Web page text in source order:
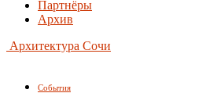
Партнёры
Архив
Архитектура Сочи
События